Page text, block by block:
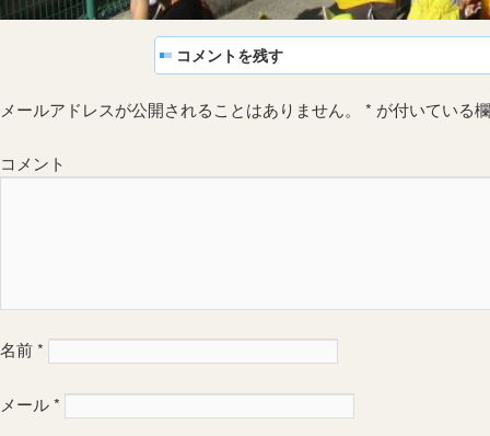
コメントを残す
メールアドレスが公開されることはありません。 * が付いている
コメント
名前*
メール*